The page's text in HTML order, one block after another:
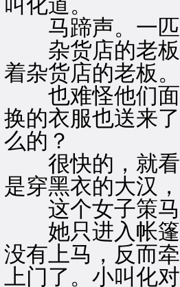
叫化道。
马蹄声。一匹
杂货店的老板
着杂货店的老板。
也难怪他们面
换的衣服也送来
么的？
很快的，就看
是穿黑衣的大汉
这个女子策马
她只进入帐篷
没有上马，反而
上门了。小叫化